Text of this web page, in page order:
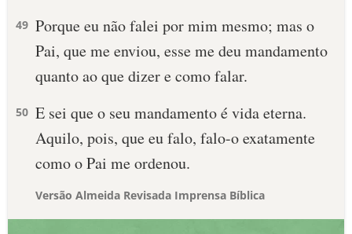
49 Porque eu não falei por mim mesmo; mas o
Pai, que me enviou, esse me deu mandamento
quanto ao que dizer e como falar.
50 E sei que o seu mandamento é vida eterna.
Aquilo, pois, que eu falo, falo-o exatamente
como o Pai me ordenou.
Versão Almeida Revisada Imprensa Bíblica